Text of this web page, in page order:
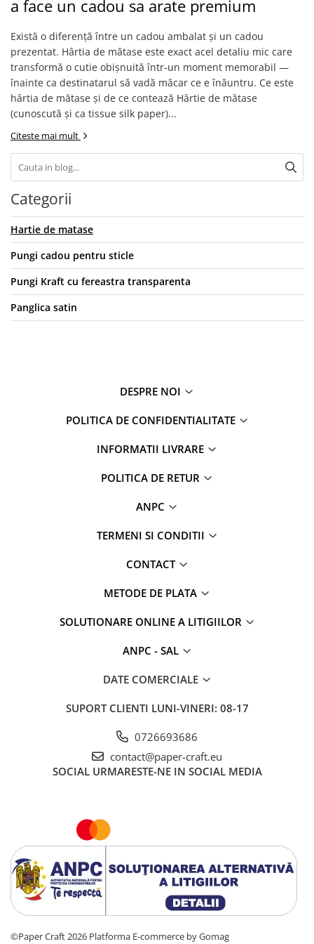
Pungi si sacose hartie kraft
Boxbag
Pungi hartie kraft
Pungi fereastra transparenta
Cutii si ambalaje carton
Cutii cu autoformare
Cutii 25x25x5 cm
Cutii 25x25x10 cm
Cutii 35x25x7 cm
Cutii 33x23x8 cm
Cutii 30x21x9 cm
Cutii 38x30x10 cm
Cutii curierat
Cutii cu inaltime variabila
Cutii curierat autoformare
Colectia de carti colorat
Carti pentru copii - Colectia
Hartie impachetat cadouri
Panglica dublu satinata 9 mm
Panglica dublu satinata 16 mm
Hartie copiator alba si colorata
a face un cadou sa arate premium
Există o diferență între un cadou ambalat și un cadou
prezentat. Hârtia de mătase este exact acel detaliu mic care
transformă o cutie obișnuită într-un moment memorabil —
înainte ca destinatarul să vadă măcar ce e înăuntru. Ce este
hârtia de mătase și de ce contează Hârtie de mătase
(cunoscută și ca tissue silk paper)...
Citeste mai mult
Categorii
Hartie de matase
Pungi cadou pentru sticle
Pungi Kraft cu fereastra transparenta
Panglica satin
DESPRE NOI
POLITICA DE CONFIDENTIALITATE
INFORMATII LIVRARE
POLITICA DE RETUR
ANPC
TERMENI SI CONDITII
CONTACT
METODE DE PLATA
SOLUTIONARE ONLINE A LITIGIILOR
ANPC - SAL
DATE COMERCIALE
SUPORT CLIENTI LUNI-VINERI: 08-17
0726693686
contact@paper-craft.eu
SOCIAL URMARESTE-NE IN SOCIAL MEDIA
©Paper Craft 2026 Platforma E-commerce by Gomag